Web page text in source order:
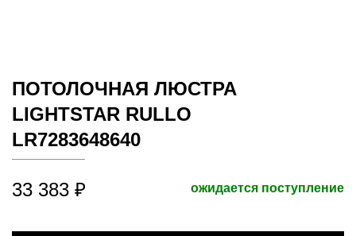
ПОТОЛОЧНАЯ ЛЮСТРА
LIGHTSTAR RULLO
LR7283648640
33 383 ₽ ожидается поступление